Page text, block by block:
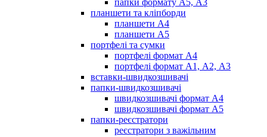
папки формату А5, А3
планшети та кліпборди
планшети А4
планшети А5
портфелі та сумки
портфелі формат А4
портфелі формат А1, А2, А3
вставки-швидкозшивачі
папки-швидкозшивачі
швидкозшивачі формат А4
швидкозшивачі формат А5
папки-реєстратори
реєстратори з важільним